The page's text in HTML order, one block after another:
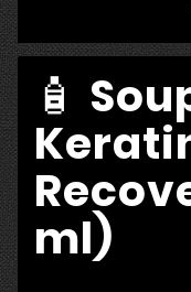
🧴
ml)